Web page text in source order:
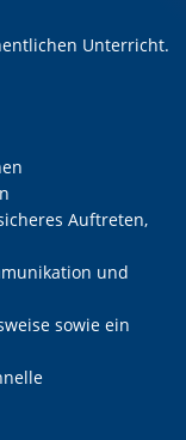
Unterricht.
Auftreten,
und
sowie ein